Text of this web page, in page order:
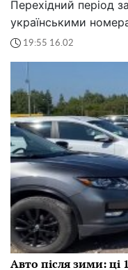
Перехідний період
українськими
19:55 16.02
Авто після зими: ці